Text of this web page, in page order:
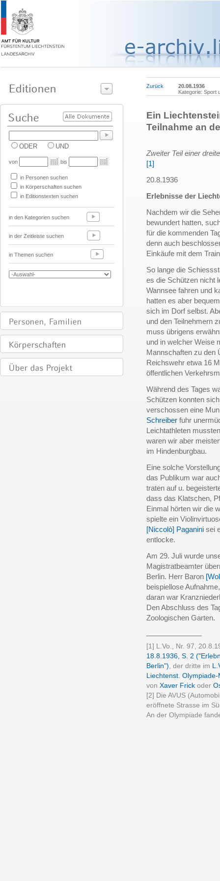
ODER UND
von bis
in Personen suchen
in Körperschaften suchen
in Editionstexten suchen
in den Kategorien suchen
in der Zeitleiste suchen
in Themen suchen
Zurück
20.08.1936
Kategorie: Sport
Ein
Teilnahme an
Zweiter Teil einer
[1]
20.8.1936
Erlebnisse der
Nachdem wir die
bewundert hatten,
für die kommenden
denn auch
Einkäufe mit dem
So lange die
es die Schützen nicht
Wannsee fahren und
hatten es aber
sich im Dorf selbst.
und den Teilnehmern
muss übrigens
und in welcher Weise
Mannschaften zu den
Reichswehr etwa 16
öffentlichen
Während des Tages
Schützen konnten
verschossen eine
Schreiber fuhr
Leichtathleten
waren wir aber
im Hindenburgbau.
Eine solche
das Publikum war
traten auf u.
dass das Klatschen,
Einmal hörten wir die
spielte ein
[Niccolò] Paganini sei
entlocke.
Am 29. Juli wurde
Magistratbeamter
Berlin. Herr Baron
beispiellose
daran war
Den Abschluss des
Zoologischen Garten.
[1] L.Vo., Nr. 97,
18.8.1936, S. 2
Berlin"), der dritte im
Liechtenst.
von Xaver Frick oder
[2] Die AVUS
eröffnete Strasse im
An der Olympiade